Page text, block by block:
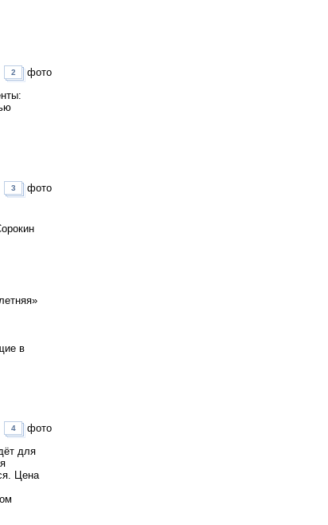
2 фото
в
3 фото
для
Цена
4 фото